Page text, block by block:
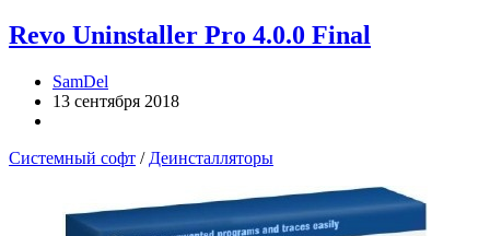
Revo Uninstaller Pro 4.0.0 Final
SamDel
13 сентября 2018
Системный софт / Деинсталляторы